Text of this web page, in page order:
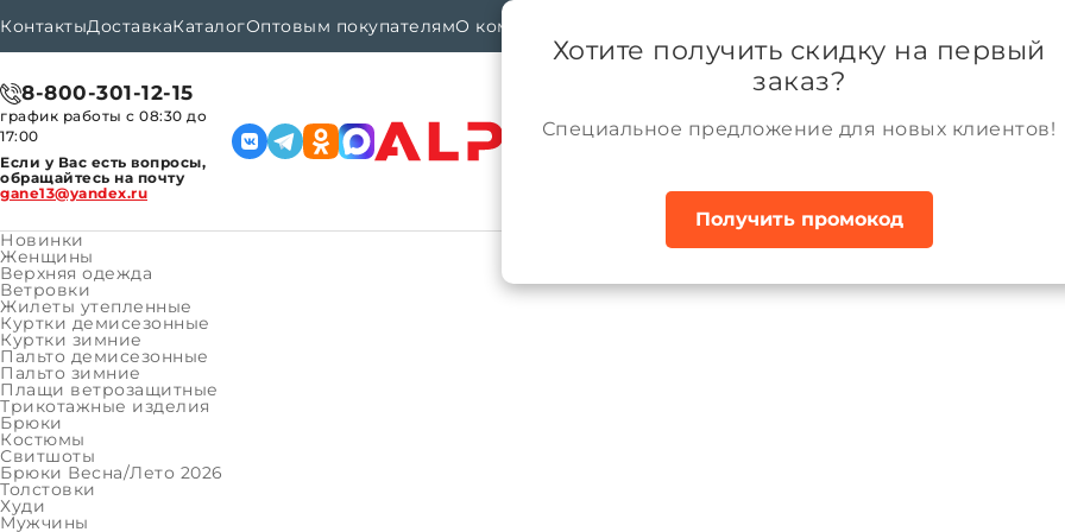
КонтактыДоставкаКаталогОптовым покупателямО компании
8-800-301-12-15
график работы с 08:30 до
17:00
Если у Вас есть вопросы,
обращайтесь на почту
gane13@yandex.ru
Новинки
Женщины
Верхняя одежда
Ветровки
Жилеты утепленные
Куртки демисезонные
Куртки зимние
Пальто демисезонные
Пальто зимние
Плащи ветрозащитные
Трикотажные изделия
Брюки
Костюмы
Свитшоты
Брюки Весна/Лето 2026
Толстовки
Худи
Мужчины
Главная Каталог Куртки зимние
КАТАЛОГ ТОВАРОВ
Женщины
Верхняя одежда
Трикотажные изделия
Мужчины
Хотите получить скидку на первый
заказ?
Специальное предложение для новых клиентов!
Получить промокод